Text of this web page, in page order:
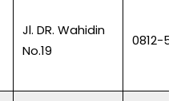
Jl. DR. Wahidin
No.19
0812-